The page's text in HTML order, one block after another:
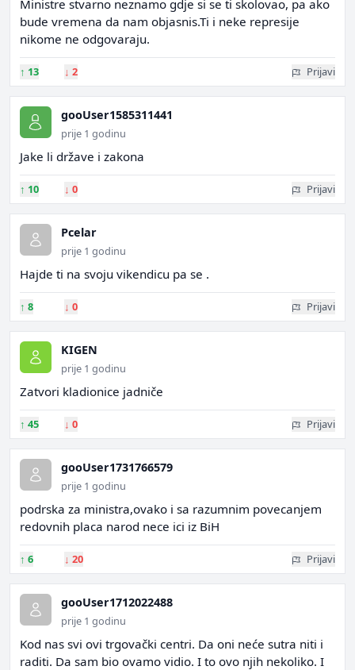
Ministre stvarno neznamo gdje si se ti skolovao, pa ako
bude vremena da nam objasnis.Ti i neke represije
nikome ne odgovaraju.
↑ 13 ↓ 2 Prijavi
gooUser1585311441
prije 1 godinu
Jake li države i zakona
↑ 10 ↓ 0 Prijavi
Pcelar
prije 1 godinu
Hajde ti na svoju vikendicu pa se .
↑ 8 ↓ 0 Prijavi
KIGEN
prije 1 godinu
Zatvori kladionice jadniče
↑ 45 ↓ 0 Prijavi
gooUser1731766579
prije 1 godinu
podrska za ministra,ovako i sa razumnim povecanjem
redovnih placa narod nece ici iz BiH
↑ 6 ↓ 20 Prijavi
gooUser1712022488
prije 1 godinu
Kod nas svi ovi trgovački centri. Da oni neće sutra niti i
raditi. Da sam bio ovamo vidio. I to ovo njih nekoliko. I